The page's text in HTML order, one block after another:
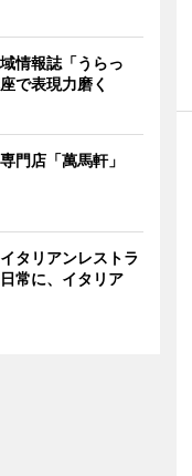
情報誌「うらっ
で表現力磨く
門店「萬馬軒」
タリアンレストラ
常に、イタリア